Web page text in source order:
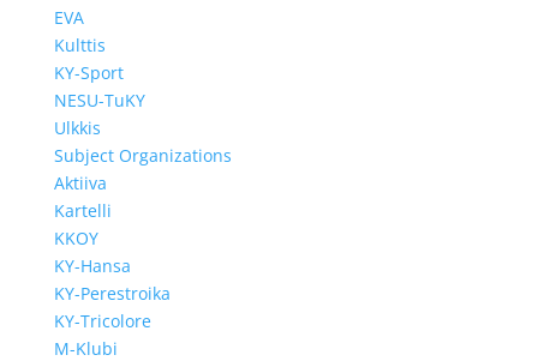
EVA
Kulttis
KY-Sport
NESU-TuKY
Ulkkis
Subject Organizations
Aktiiva
Kartelli
KKOY
KY-Hansa
KY-Perestroika
KY-Tricolore
M-Klubi